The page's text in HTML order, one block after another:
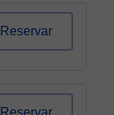
Reservar
Reservar